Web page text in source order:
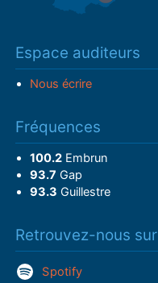
Espace auditeurs
Nous écrire
Fréquences
100.2Embrun
93.7 Gap
93.3 Guillestre
Retrouvez-nous sur
Spotify